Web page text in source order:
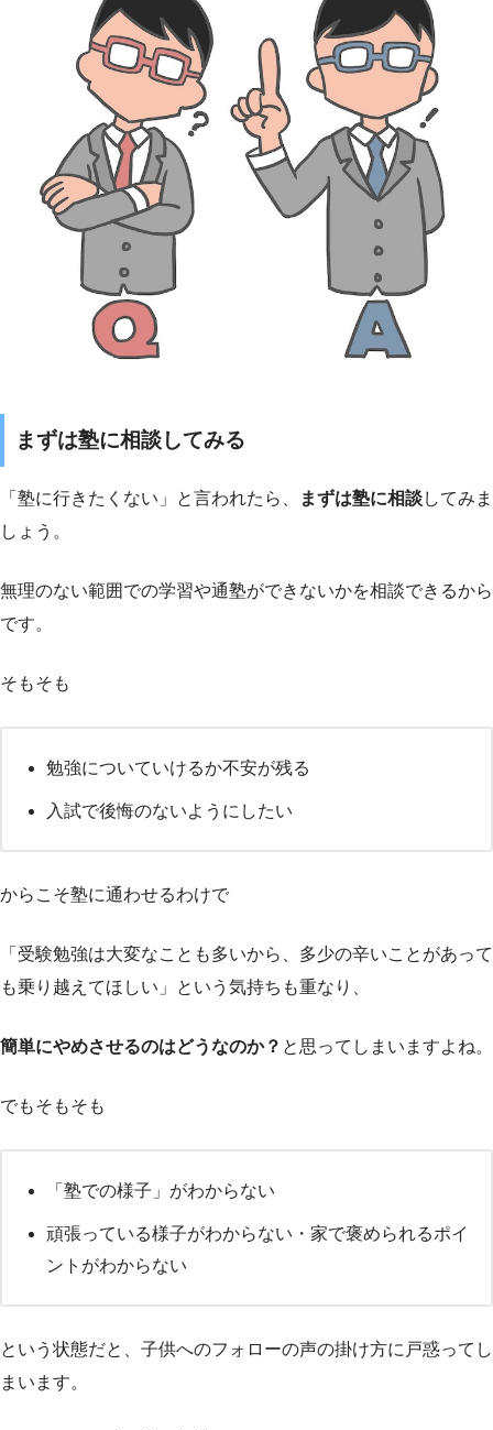
まずは塾に相談してみる
「塾に行きたくない」と言われたら、 まずは塾に相談してみま
しょう。
無理のない範囲での学習や通塾ができないかを相談できるから
です。
そもそも
勉強についていけるか不安が残る
入試で後悔のないようにしたい
からこそ塾に通わせるわけで
「受験勉強は大変なことも多いから、多少の辛いことがあって
も乗り越えてほしい」という気持ちも重なり、
簡単にやめさせるのはどうなのか？ と思ってしまいますよね。
でもそもそも
「塾での様子」がわからない
頑張っている様子がわからない・家で褒められるポイ
ントがわからない
という状態だと、子供へのフォローの声の掛け方に戸惑ってし
まいます。